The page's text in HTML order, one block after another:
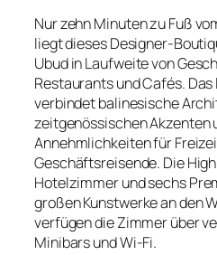
Nur zehn Minuten zu Fuß
liegt dieses Designer-
Ubud in Laufweite von
Restaurants und Cafés.
verbindet balinesische
zeitgenössischen Akzenten
Annehmlichkeiten für
Geschäftsreisende. Die
Hotelzimmer und sechs
großen Kunstwerke an den
verfügen die Zimmer über
Minibars und Wi-Fi.